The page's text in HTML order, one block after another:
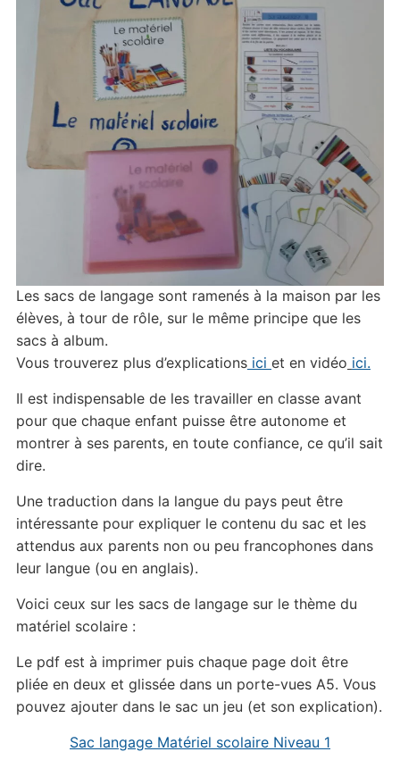
Les sacs de langage sont ramenés à la maison par les
élèves, à tour de rôle, sur le même principe que les
sacs à album.
Vous trouverez plus d’explicationsici et en vidéo ici.
Il est indispensable de les travailler en classe avant
pour que chaque enfant puisse être autonome et
montrer à ses parents, en toute confiance, ce qu’il sait
dire.
Une traduction dans la langue du pays peut être
intéressante pour expliquer le contenu du sac et les
attendus aux parents non ou peu francophones dans
leur langue (ou en anglais).
Voici ceux sur les sacs de langage sur le thème du
matériel scolaire :
Le pdf est à imprimer puis chaque page doit être
pliée en deux et glissée dans un porte-vues A5. Vous
pouvez ajouter dans le sac un jeu (et son explication).
Sac langage Matériel scolaire Niveau 1